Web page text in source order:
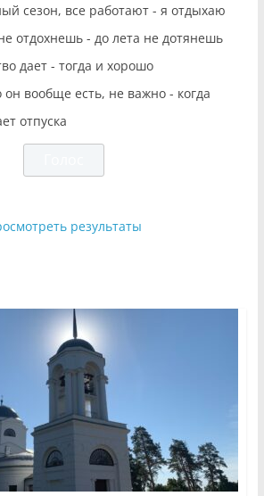
сезон, все работают - я отдыхаю
отдохнешь - до лета не дотянешь
дает - тогда и хорошо
он вообще есть, не важно - когда
отпуска
результаты